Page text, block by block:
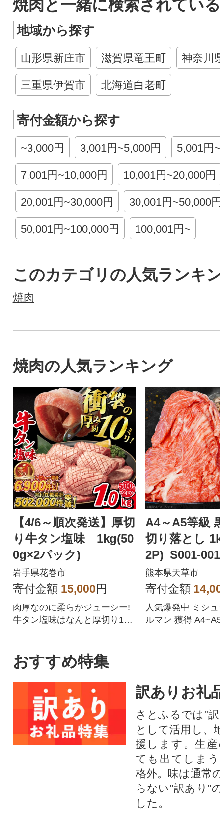
焼肉と一緒に検索されてい
地域から探す
山形県新庄市 滋賀県竜王町 神奈川
三重県伊賀市 北海道白老町
寄付金額から探す
~3,000円 3,001円~5,000円 5,001円
7,001円~10,000円 10,001円~20,000円
20,001円~30,000円 30,001円~50,000
50,001円~100,000円 100,001円~
このカテゴリの人気ランキ
焼肉
焼肉の人気ランキング
【4/6～順次発送】厚切
り牛タン塩味 1kg(50
0g×2パック)
岩手県花巻市
寄付金額 15,000円
肉厚なのに柔らかジューシー!
牛タン塩味はなんと厚切り10
A4～A5等級
切り落とし
2P)_S001-
熊本県天草市
寄付金額
人気爆発中 ミシ
ルマン 獲得
しては、説明文を
品の発送通知メー
できません★
おすすめ特集
訳ありお礼
さとふるでは"
として活用し、
援します。⽣
ても出てしま
格外。味は通常
らない"訳あり"
した。